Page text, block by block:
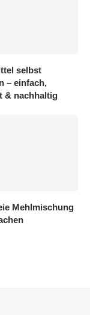
selbst
– einfach,
& nachhaltig
Mehlmischung